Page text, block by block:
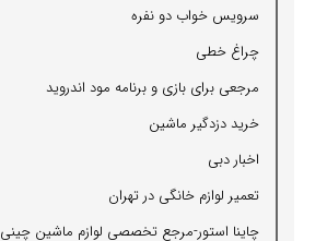
سرویس خواب دو نفره
چراغ خطی
مرجعی برای بازی و برنامه مود اندروید
خرید دزدگیر ماشین
اخبار دبی
تعمیر لوازم خانگی در تهران
چاینا استور-مرجع تخصصی لوازم ماشین چینی